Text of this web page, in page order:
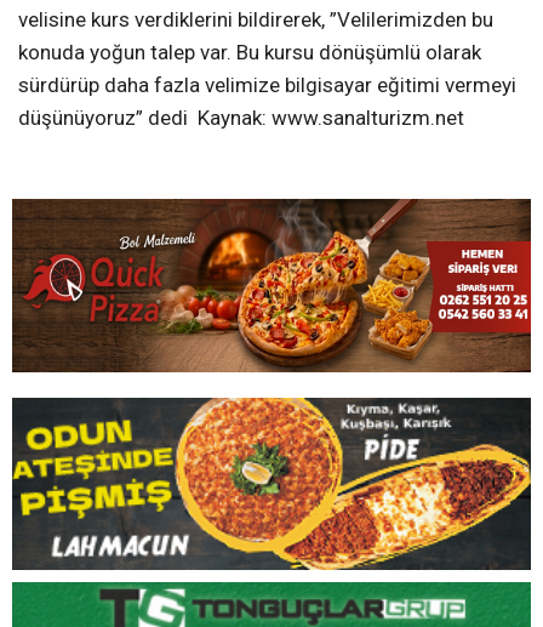
velisine kurs verdiklerini bildirerek, ”Velilerimizden bu
konuda yoğun talep var. Bu kursu dönüşümlü olarak
sürdürüp daha fazla velimize bilgisayar eğitimi vermeyi
düşünüyoruz” dedi Kaynak: www.sanalturizm.net